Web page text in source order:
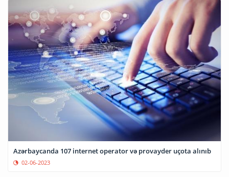
Azərbaycanda 107 internet operator və provayder uçota alınıb
02-06-2023